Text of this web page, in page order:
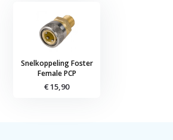
Snelkoppeling Foster
Female PCP
€ 15,90